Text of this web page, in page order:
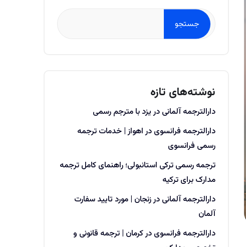
جستجو
نوشته‌های تازه
دارالترجمه آلمانی در یزد با مترجم رسمی
دارالترجمه فرانسوی در اهواز | خدمات ترجمه
رسمی فرانسوی
ترجمه رسمی ترکی استانبولی؛ راهنمای کامل ترجمه
مدارک برای ترکیه
دارالترجمه آلمانی در زنجان | مورد تایید سفارت
آلمان
دارالترجمه فرانسوی در کرمان | ترجمه قانونی و